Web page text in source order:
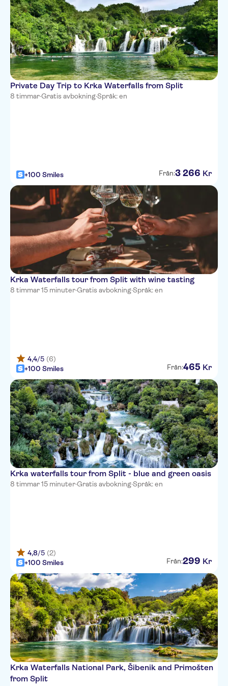
Hostel Dujam
Residence Stine
Heritage Hotel Santa Lucia
Sweet Dreams
Accommodations & Hostel
Palace Apartments Martinj Split
Port of Split (Luka d.d.)
Hotel President Split
Split Apartments - Peric Hotel
Jupiter Heritage Hotel
Villa Split Heritage Hotel
Marmont Hotel Heritage
Cora Hotel
Time Boutique Hotel
Hotel Globo
Hotel Vestibul Palace
Hotel Rose
Judita Palace Heritage Hotel
AC Hotel Split
Hotel Villa Diana
Camera Hotel
Hotel Marul
Heritage Hotel Cardo
Hotel Murum
Cornaro Hotel
Piano Suites
Private Day Trip to Krka Waterfalls from Split
8 timmar·Gratis avbokning·Språk: en
+100 Smiles Från:3 266 Kr
Krka Waterfalls tour from Split with wine tasting
8 timmar 15 minuter·Gratis avbokning·Språk: en
4,4/5 (6)
+100 Smiles
Från:465 Kr
Krka waterfalls tour from Split - blue and green oasis
8 timmar 15 minuter·Gratis avbokning·Språk: en
4,8/5 (2)
+100 Smiles
Från:299 Kr
Krka Waterfalls National Park, Šibenik and Primošten
from Split